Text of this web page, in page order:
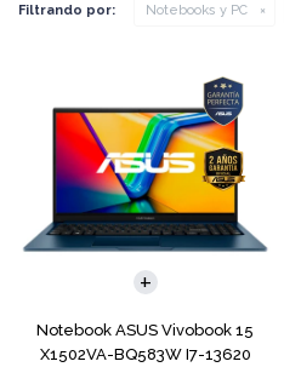
Filtrando por: Notebooks y PC
Notebook ASUS Vivobook 15
X1502VA-BQ583W I7-13620
COMPARAR